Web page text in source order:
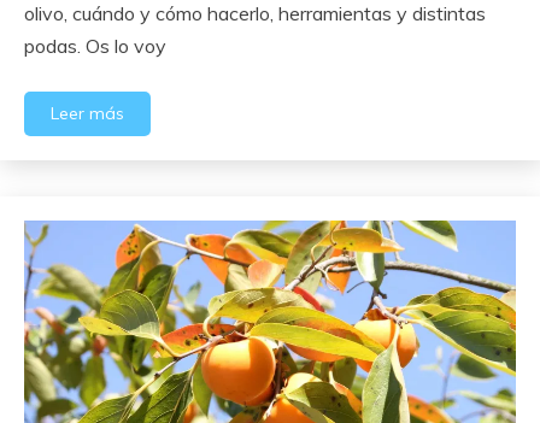
2024
olivo, cuándo y cómo hacerlo, herramientas y distintas
podas. Os lo voy
Leer más